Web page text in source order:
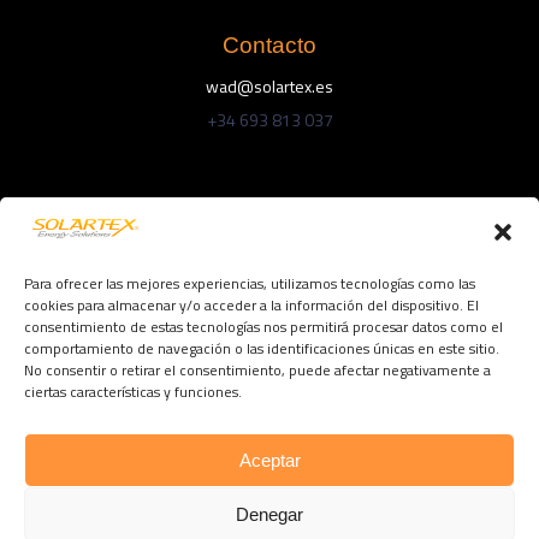
Para ofrecer las mejores experiencias, utilizamos tecnologías como las
cookies para almacenar y/o acceder a la información del dispositivo. El
consentimiento de estas tecnologías nos permitirá procesar datos como el
comportamiento de navegación o las identificaciones únicas en este sitio.
No consentir o retirar el consentimiento, puede afectar negativamente a
ciertas características y funciones.
Aceptar
Denegar
Contacto
wad@solartex.es
+34 693 813 037
Agua caliente y Calefacción
Síguenos: